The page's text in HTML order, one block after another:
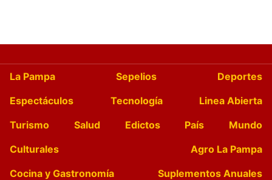
La Pampa Sepelios
Deportes
Espectáculos
Tecnología
Linea Abierta
Turismo
Salud Edictos País
Mundo
Culturales
Agro La Pampa
Cocina y Gastronomía
Suplementos Anuales